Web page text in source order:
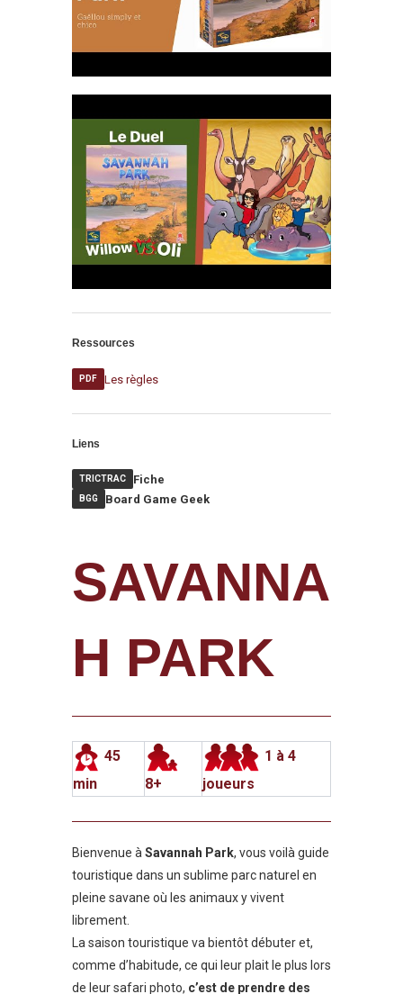
Ressources
PDF Les règles
Liens
TRICTRAC Fiche
BGG Board Game Geek
SAVANNA
H PARK
45
min
8+
1 à 4
joueurs
Bienvenue à Savannah Park, vous voilà guide
touristique dans un sublime parc naturel en
pleine savane où les animaux y vivent
librement.
La saison touristique va bientôt débuter et,
comme d’habitude, ce qui leur plait le plus lors
de leur safari photo, c’est de prendre des